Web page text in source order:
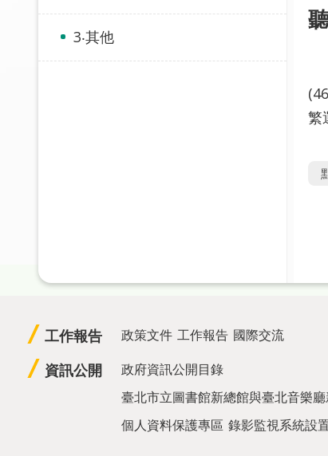
3‧其他
繁
工作報告 政策文件 工作報告 國際交流
資訊公開
政府資訊公開目錄
臺北市立圖書館新總館與臺北音樂
個人資料保護專區 錄影監視系統設